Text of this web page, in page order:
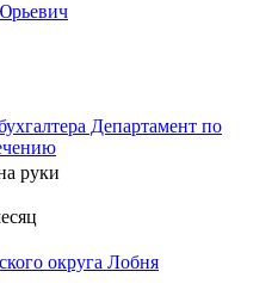
Департамент по
руки
округа Лобня